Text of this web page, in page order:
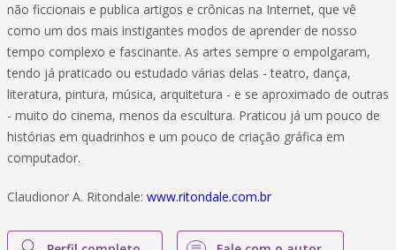
não ficcionais e publica artigos e crônicas na Internet, que vê
como um dos mais instigantes modos de aprender de nosso
tempo complexo e fascinante. As artes sempre o empolgaram,
tendo já praticado ou estudado várias delas - teatro, dança,
literatura, pintura, música, arquitetura - e se aproximado de outras
- muito do cinema, menos da escultura. Praticou já um pouco de
histórias em quadrinhos e um pouco de criação gráfica em
computador.
Claudionor A. Ritondale: www.ritondale.com.br